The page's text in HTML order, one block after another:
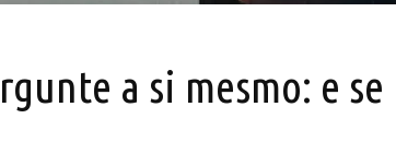
a si mesmo: e se